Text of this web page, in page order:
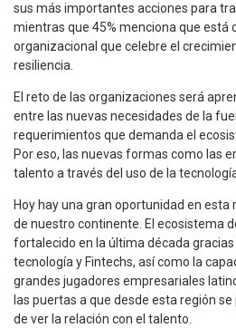
sus más importantes acciones para
mientras que 45% menciona que está
organizacional que celebre el
resiliencia.
El reto de las organizaciones será
entre las nuevas necesidades de la
requerimientos que demanda el
Por eso, las nuevas formas como las
talento a través del uso de la
Hoy hay una gran oportunidad en
de nuestro continente. El ecosistema
fortalecido en la última década
tecnología y Fintechs, así como la
grandes jugadores empresariales
las puertas a que desde esta región
de ver la relación con el talento.